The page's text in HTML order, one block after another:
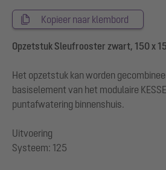
Kopieer naar klembord
Opzetstuk Sleufrooster zwart, 150 x
Het opzetstuk kan worden
basiselement van het modulaire
puntafwatering binnenshuis.
Uitvoering
Systeem: 125